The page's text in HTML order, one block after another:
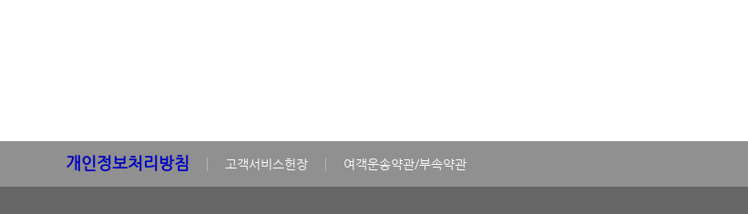
개인정보처리방침 고객서비스헌장 여객운송약관/부속약관